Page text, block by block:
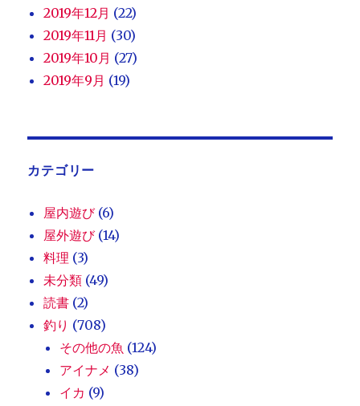
2019年12月 (22)
2019年11月 (30)
2019年10月 (27)
2019年9月 (19)
カテゴリー
屋内遊び(6)
屋外遊び(14)
料理 (3)
未分類 (49)
読書 (2)
釣り (708)
その他の魚 (124)
アイナメ (38)
イカ (9)